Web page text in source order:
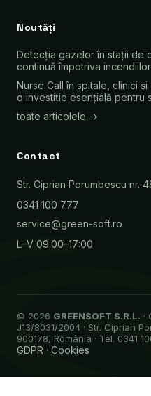
Noutăți
Detecția gazelor în stații de
continuă împotriva
Nurse Call în spitale, clinici
o investiție esențială pentru
toate articolele →
Contact
Str. Ciprian Porumbescu nr.
0341 100 777
service@green-soft.ro
L–V 09:00–17:00
© 2026 GREENSOFT S.R.L. ·
J13/8031/2004 · Str. Ciprian
900178, România · Tel. 0341
GDPR · Cookies